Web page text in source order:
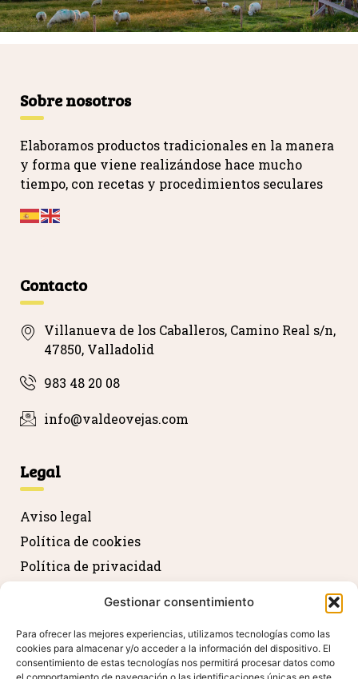
Gestionar consentimiento
Para ofrecer las mejores experiencias, utilizamos tecnologías como las
cookies para almacenar y/o acceder a la información del dispositivo. El
consentimiento de estas tecnologías nos permitirá procesar datos como
Sobre nosotros
Elaboramos productos tradicionales en la manera
y forma que viene realizándose hace mucho
tiempo, con recetas y procedimientos seculares
Contacto
Villanueva de los Caballeros, Camino Real s/n,
47850, Valladolid
983 48 20 08
info@valdeovejas.com
Legal
Aviso legal
Política de cookies
Política de privacidad
Agradecimientos